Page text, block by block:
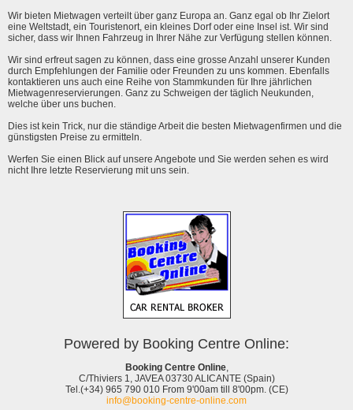
Wir bieten Mietwagen verteilt über ganz Europa an. Ganz egal ob Ihr Zielort
eine Weltstadt, ein Touristenort, ein kleines Dorf oder eine Insel ist. Wir sind
sicher, dass wir Ihnen Fahrzeug in Ihrer Nähe zur Verfügung stellen können.
Wir sind erfreut sagen zu können, dass eine grosse Anzahl unserer Kunden
durch Empfehlungen der Familie oder Freunden zu uns kommen. Ebenfalls
kontaktieren uns auch eine Reihe von Stammkunden für Ihre jährlichen
Mietwagenreservierungen. Ganz zu Schweigen der täglich Neukunden,
welche über uns buchen.
Dies ist kein Trick, nur die ständige Arbeit die besten Mietwagenfirmen und die
günstigsten Preise zu ermitteln.
Werfen Sie einen Blick auf unsere Angebote und Sie werden sehen es wird
nicht Ihre letzte Reservierung mit uns sein.
Powered by Booking Centre Online:
Booking Centre Online,
C/Thiviers 1, JAVEA 03730 ALICANTE (Spain)
Tel.(+34) 965 790 010 From 9'00am till 8'00pm. (CE)
info@booking-centre-online.com